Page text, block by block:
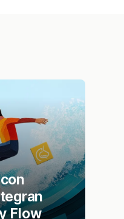
Flow